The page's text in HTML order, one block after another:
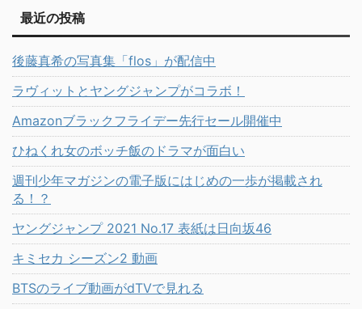
最近の投稿
後藤真希の写真集「flos」が配信中
ラヴィットとヤングジャンプがコラボ！
Amazonブラックフライデー先行セール開催中
ひねくれ女のボッチ飯のドラマが面白い
週刊少年マガジンの電子版にはじめの一歩が掲載され
る！？
ヤングジャンプ 2021 No.17 表紙は日向坂46
キミセカ シーズン2 動画
BTSのライブ動画がdTVで見れる